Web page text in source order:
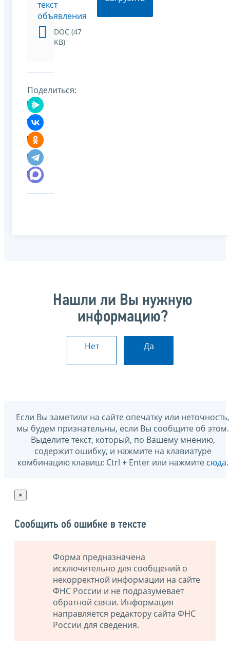
текст
объявления
DOC (47
KB)
Поделиться:
Нашли ли Вы нужную
информацию?
Нет Да
Если Вы заметили на сайте опечатку или неточность,
мы будем признательны, если Вы сообщите об этом.
Выделите текст, который, по Вашему мнению,
содержит ошибку, и нажмите на клавиатуре
комбинацию клавиш: Ctrl + Enter или нажмите сюда.
×
Сообщить об ошибке в тексте
Форма предназначена
исключительно для сообщений о
некорректной информации на сайте
ФНС России и не подразумевает
обратной связи. Информация
направляется редактору сайта ФНС
России для сведения.